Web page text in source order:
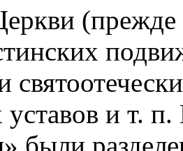
(прежде
и т.
были